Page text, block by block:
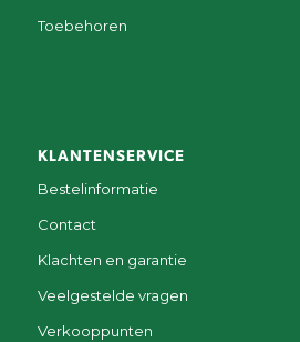
Toebehoren
KLANTENSERVICE
Bestelinformatie
Contact
Klachten en garantie
Veelgestelde vragen
Verkooppunten